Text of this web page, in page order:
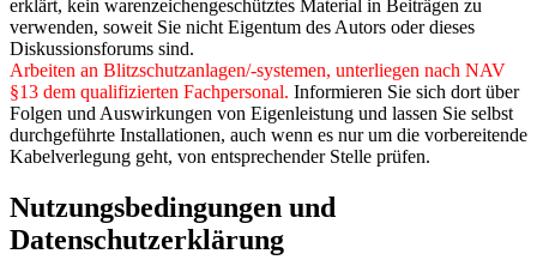
erklärt, kein warenzeichengeschütztes Material in Beiträgen zu
verwenden, soweit Sie nicht Eigentum des Autors oder dieses
Diskussionsforums sind.
Arbeiten an Blitzschutzanlagen/-systemen, unterliegen nach NAV
§13 dem qualifizierten Fachpersonal. Informieren Sie sich dort über
Folgen und Auswirkungen von Eigenleistung und lassen Sie selbst
durchgeführte Installationen, auch wenn es nur um die vorbereitende
Kabelverlegung geht, von entsprechender Stelle prüfen.
Nutzungsbedingungen und
Datenschutzerklärung